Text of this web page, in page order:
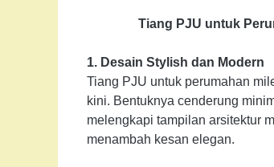
Tiang PJU untuk
1. Desain Stylish dan Modern
Tiang PJU untuk perumahan
kini. Bentuknya cenderung
melengkapi tampilan arsitektur
menambah kesan elegan.